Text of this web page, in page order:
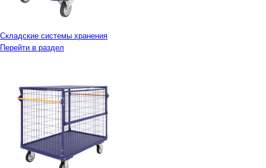
Складские системы хранения
Перейти в раздел